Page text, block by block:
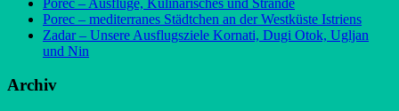
Porec – mediterranes Städtchen an der Westküste Istriens
Zadar – Unsere Ausflugsziele Kornati, Dugi Otok, Ugljan
und Nin
Archiv